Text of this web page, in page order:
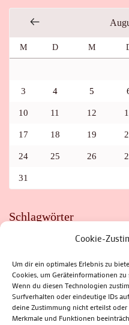
Cookie-
Um dir ein optimales Erlebnis zu
Cookies, um Geräteinformationen
Wenn du diesen Technologien
Surfverhalten oder eindeutige IDs
deine Zustimmung nicht erteilst
Merkmale und Funktionen
M D M
3 4 5
10 11 12
17 18 19
24 25 26
31
Schlagwörter
FAHRRAD
FLOHMARKT
HITZEFALLE AUTO
IRISH
KINDER
KIRMES
KRIMI
KULTUR LESUNG
PARASITEN
PILZE
SOMMERFERIEN
SPORT
STADTMARKETING
SUHLER FRÜHLING